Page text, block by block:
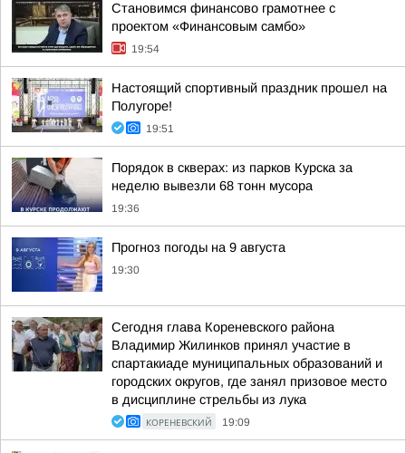
Становимся финансово грамотнее с
проектом «Финансовым самбо»
19:54
Настоящий спортивный праздник прошел на
Полугоре!
19:51
Порядок в скверах: из парков Курска за
неделю вывезли 68 тонн мусора
19:36
Прогноз погоды на 9 августа
19:30
Сегодня глава Кореневского района
Владимир Жилинков принял участие в
спартакиаде муниципальных образований и
городских округов, где занял призовое место
в дисциплине стрельбы из лука
КОРЕНЕВСКИЙ 19:09